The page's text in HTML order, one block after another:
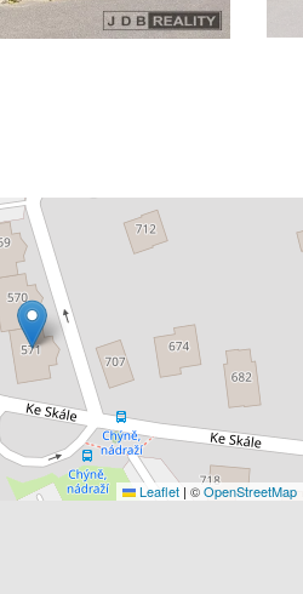
Leaflet | ©OpenStreetMap